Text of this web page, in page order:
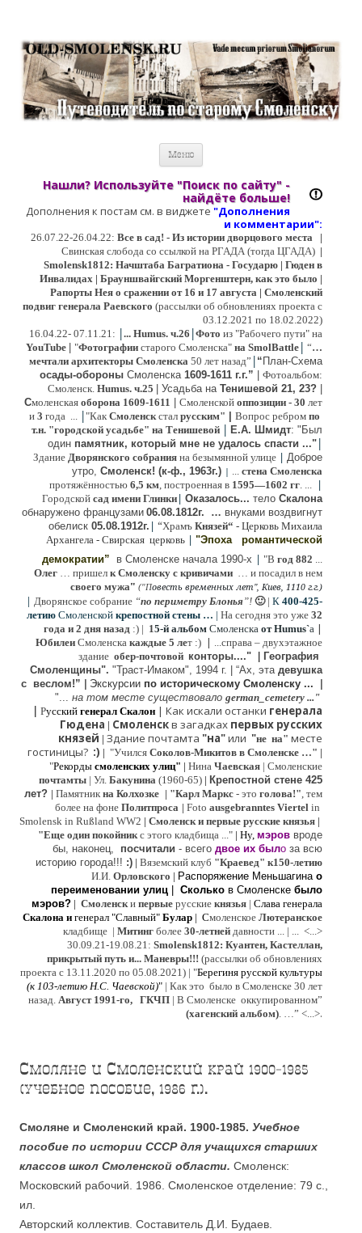
открытки, карты …
Меню
Нашли? Используйте "Поиск по сайту" -
найдёте больше!
Дополнения к постам см. в виджете "Дополнения
и комментарии":
26.07.22-26.04.22: Все в сад! - Из истории дворцового места
|
Свинская слобода со ссылкой на РГАДА (тогда ЦГАДА) |
Smolensk1812: Начштаба Багратиона - Государю | Гюден в
Инвалидах | Брауншвайгский Моргенштерн, как это было |
Рапорты Нея о сражении от 16 и 17 августа | Смоленский
подвиг генерала Раевского (рассылки об обновлениях проекта с
03.12.2021 по 18.02.2022)
16.04.22- 07.11.21: |... Humus. ч.26 |Фото из "Рабочего пути" на
YouTube
"Фотографии старого Смоленска" на SmolBattle | “…
мечтали архитекторы Смоленска 50 лет назад” | “ План-Схема
осады-обороны Смоленска 1609-1611 г.г.”
Фотоальбом:
Смоленск. Humus. ч.25 | Усадьба на Тенишевой 21, 23?
Смоленская оборона 1609-1611 Смоленской оппозиции - 30 лет
и 3 года ... |"Как Смоленскстал русским" Вопрос ребром по
т.н. "городской усадьбе" на Тенишевой | Е.А. Шмидт: "Был
один памятник, который мне не удалось спасти ..." |
Здание Дворянского собрания на безымянной улице | Доброе
утро, Смоленск! (к-ф., 1963г.) | ... стена Смоленска
протяжённостью 6,5 км, построенная в 1595—1602 гг. ... |
Городской сад имени Глинки | Оказалось... тело Скалона
обнаружено французами 06.08.1812г. … внуками воздвигнут
обелиск 05.08.1912г. | “Храмъ Князей“ - Церковь Михаила
Архангела - Свирская церковь | "Эпохаромантической
демократии” в Смоленске начала 1990-х | "В год 882 ...
Олег … пришел к Смоленску с кривичами … и посадил в нем
своего мужа" ("Повесть временных лет", Киев, 1110 г.г.)
| Дворянское собрание “по периметру Блонья”! 🙂| К 400-425-
летию Смоленской крепостной стены … | На сегодня это уже 32
года и 2 дня назад :) | 15-й альбом Смоленска от Humus`a |
Юбилеи Смоленска каждые 5 лет :) | ...справа – двухэтажное
здание обер-почтовой конторы...."
Гeография
Cмоленщины". "Траст-Имаком", 1994 г. “Ах, эта девушка
с веслом!”
Экскурсии по историческому Смоленску ...
"... на том месте существовало german_cemetery ..."
| Русский генерал Скалон | Как искали останки генерала
Гюдена | Смоленскв загадках первых русских
князей | Здание почтамта "на"или "не на" месте
гостиницы? :) | "Учился Соколов-Микитов в Смоленске …" |
"Рекорды смоленских улиц" | Нина Чаевская | Смоленские
почтамты | Ул. Бакунина (1960-65) | Крепостной стене 425
лет? | Памятник на Колхозке | "Карл Маркс - это голова!", тем
более на фоне Политпроса | Foto ausgebranntes Viertel in
Smolensk in Rußland WW2 | Смоленск и первые русские князья |
"Еще один покойникс этого кладбища ..." | Ну, мэров вроде
бы, наконец, посчитали - всего двое их было за всю
историю города!!! :) | Вяземский клуб "Краевед" к150-летию
И.И. Орловского | Распоряжение Меньшагина о
переименовании улиц
Сколько в Смоленске было
мэров? | Смоленски первые русские князья | Слава генерала
Скалона и генерал "Славный" Булар | Смоленское Лютерaнское
кладбище | Митинг более 30-летней давности ... | ... <...>
30.09.21-19.08.21: Smolensk1812: Куантен, Кастеллан,
прикрытый путь и... Маневры!!! (рассылки об обновлениях
проекта с 13.11.2020 по 05.08.2021) | "Берегиня русской культуры
(к 103-летию Н.С. Чаевской)" | Как это было в Смоленске 30 лет
назад. Август 1991-го, ГКЧП | В Смоленске оккупированном”
(хагенский альбом). …” <...>.
Смоляне и Смоленский край 1900-1985
(учебное пособие, 1986 г.).
Смоляне и Смоленский край. 1900-1985. Учебное
пособие по истории СССР для учащихся старших
классов школ Смоленской области. Смоленск:
Московский рабочий. 1986. Смоленское отделение: 79 с.,
ил.
Авторский коллектив. Составитель Д.И. Будаев.